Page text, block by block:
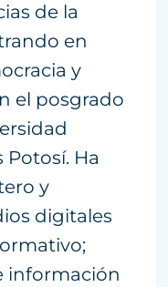
de la
en
y
el posgrado
Ha
y
digitales
información